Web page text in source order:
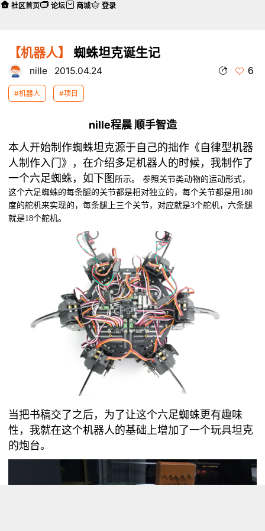
【机器人】 蜘蛛坦克诞生记
nille 2015.04.24 6
#机器人 #项目
nille程晨 顺手智造
本人开始制作蜘蛛坦克源于自己的拙作 《自律型机器
人制作入门》 ，在介绍多足机器人的时候，我制作了
一个六足蜘蛛，如下图 所示。
参照关节类动物的运动形式，
这个六足蜘蛛的每条腿的关节都是相对独立的，每个关节都是用 180
度的舵机来实现的，每条腿上三个关节，对应就是3个舵机，六条腿
就是18个舵机。
当把书稿交了之后，为了让这个六足蜘蛛更有趣味
性，我就在这个机器人的基础上增加了一个玩具坦克
的炮台。
社区首页 论坛 商城 登录